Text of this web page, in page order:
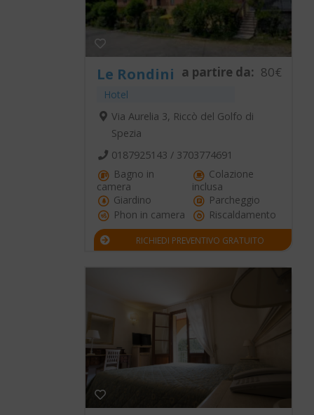
Le Rondini
Hotel
a partire da: 80€
Via Aurelia 3, Riccò del Golfo di
Spezia
0187925143 / 3703774691
Bagno in
camera
Colazione
inclusa
Giardino
Parcheggio
Phon in camera
Riscaldamento
RICHIEDI PREVENTIVO GRATUITO